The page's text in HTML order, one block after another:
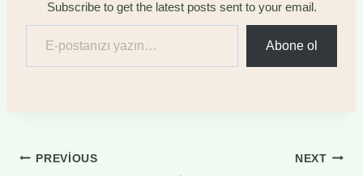
Subscribe to get the latest posts sent to your email.
E-postanızı yazın…
Abone ol
Yazı
PREVIOUS NEXT